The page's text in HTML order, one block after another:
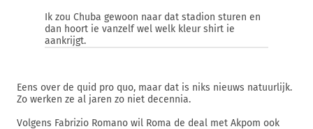
Ik zou Chuba gewoon naar dat stadion sturen en
dan hoort ie vanzelf wel welk kleur shirt ie
aankrijgt.
Eens over de quid pro quo, maar dat is niks nieuws natuurlijk.
Zo werken ze al jaren zo niet decennia.
Volgens Fabrizio Romano wil Roma de deal met Akpom ook